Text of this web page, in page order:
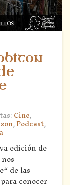
Cine,
,Podcast,
edición de
de las
conocer